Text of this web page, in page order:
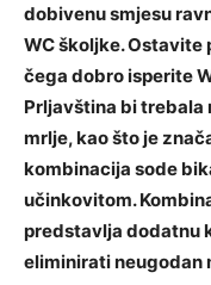
dobivenu smjesu
WC školjke. Ostavite
čega dobro isperite
Prljavština bi trebala
mrlje, kao što je
kombinacija sode
učinkovitom.
predstavlja dodatnu
eliminirati neugodan